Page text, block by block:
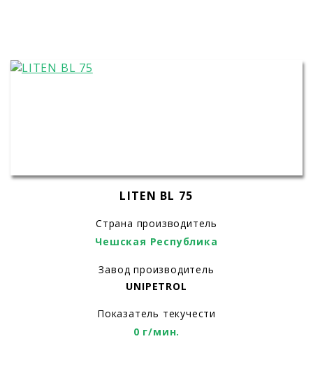
LITEN BL 75
Страна производитель
Чешская Республика
Завод производитель
UNIPETROL
Показатель текучести
0 г/мин.